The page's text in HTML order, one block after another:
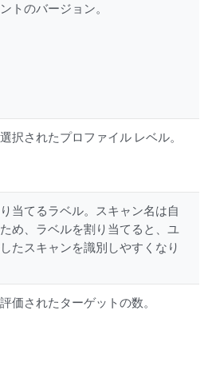
トのバージョン。
択されたプロファイル レベル。
当てるラベル。スキャン名は自
め、ラベルを割り当てると、ユ
たスキャンを識別しやすくなり
価されたターゲットの数。